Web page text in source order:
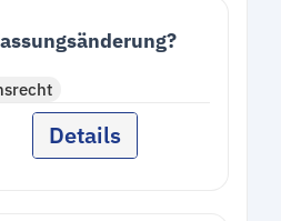
Details